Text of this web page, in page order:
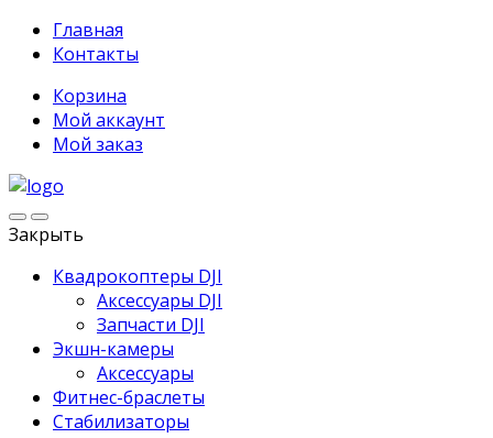
Главная
Контакты
Корзина
Мой аккаунт
Мой заказ
Закрыть
Квадрокоптеры DJI
Аксессуары DJI
Запчасти DJI
Экшн-камеры
Аксессуары
Фитнес-браслеты
Стабилизаторы